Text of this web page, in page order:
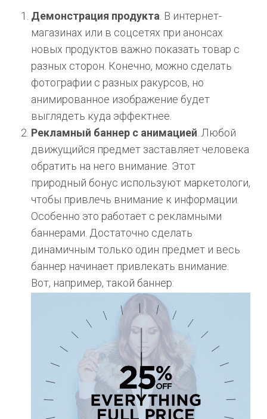
Демонстрация продукта . В интернет-
магазинах или в соцсетях при анонсах
новых продуктов важно показать товар с
разных сторон. Конечно, можно сделать
фотографии с разных ракурсов, но
анимированное изображение будет
выглядеть куда эффектнее.
Рекламный баннер с анимацией . Любой
движущийся предмет заставляет человека
обратить на него внимание. Этот
природный бонус используют маркетологи,
чтобы привлечь внимание к информации.
Особенно это работает с рекламными
баннерами. Достаточно сделать
динамичным только один предмет и весь
баннер начинает привлекать внимание.
Вот, например, такой баннер: